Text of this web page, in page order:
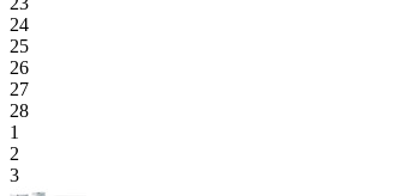
24
25
26
27
28
1
2
3